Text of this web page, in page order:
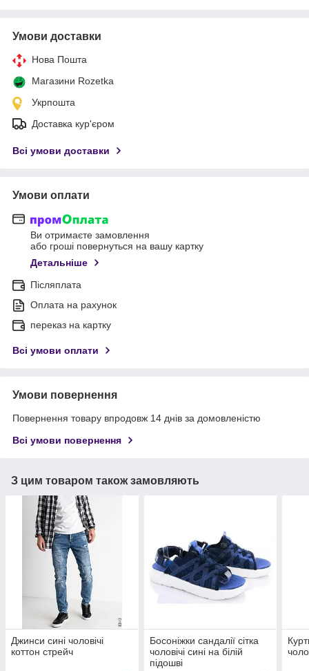
Умови доставки
Нова Пошта
Магазини Rozetka
Укрпошта
Доставка кур'єром
Всі умови доставки
Умови оплати
Ви отримаєте замовлення
або гроші повернуться на вашу картку
Детальніше
Післяплата
Оплата на рахунок
переказ на картку
Всі умови оплати
Умови повернення
Повернення товару впродовж 14 днів за домовленістю
Всі умови повернення
З цим товаром також замовляють
Джинси сині чоловічі
коттон стрейч
Босоніжки сандалії сітка
чоловічі сині на білій
підошві